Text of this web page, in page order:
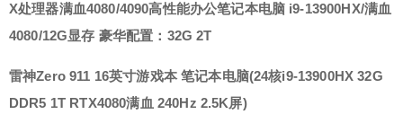
X处理器满血4080/4090高性能办公笔记本电脑 i9-13900HX/满血
4080/12G显存 豪华配置：32G 2T
雷神Zero 911 16英寸游戏本 笔记本电脑(24核i9-13900HX 32G
DDR5 1T RTX4080满血 240Hz 2.5K屏)
重购买！ 注：注册网站新帐号，默认是300积分(下
载资源会收取适量积分)。随着物价上涨，49元或者
您将149元用于购买本站 VIP会员（链接：https://w
ww.sketchupvray.com/24656.html），可以得到少